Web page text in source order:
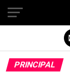
PRINCIPAL